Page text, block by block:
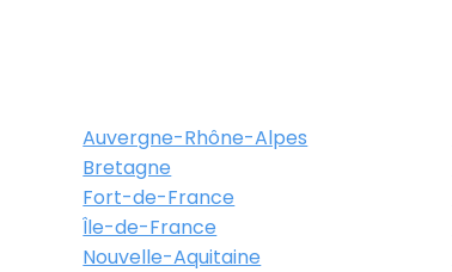
Itinéraire Plus d'info
Auvergne-Rhône-Alpes
Bretagne
Fort-de-France
Île-de-France
Nouvelle-Aquitaine